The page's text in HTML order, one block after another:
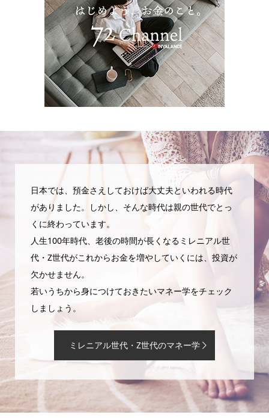
日本では、預金さえしておけば大丈夫といわれる時代
がありました。しかし、そんな時代は親の世代でとっ
くに終わっています。
人生100年時代、老後の時間が長くなるミレニアル世
代・Z世代がこれからお金を増やしていくには、投資が
欠かせません。
若いうちから身につけておきたいマネー学をチェック
しましょう。
ミレニアル世代・Z世代のマネー学